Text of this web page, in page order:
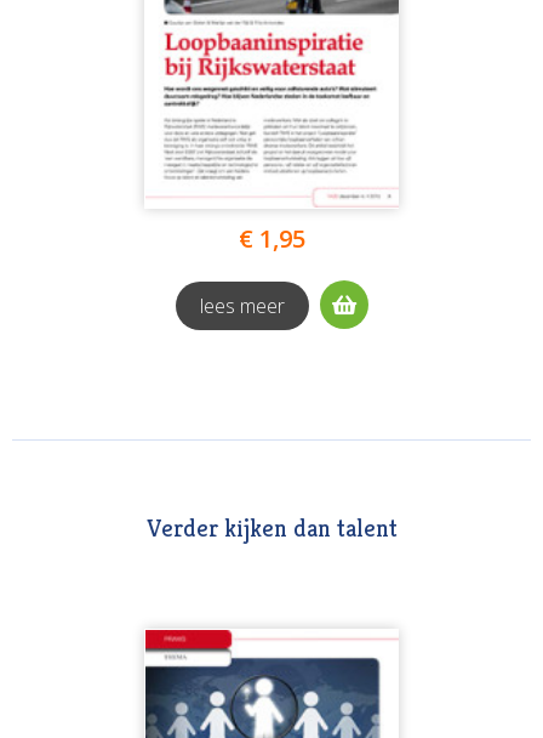
€ 1,95
lees meer
Verder kijken dan talent